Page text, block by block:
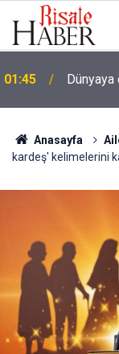
01:45
Anasayfa
kardeş' kelimelerini